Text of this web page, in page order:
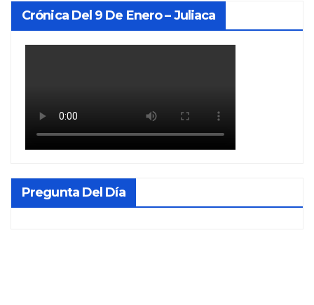
Crónica Del 9 De Enero – Juliaca
Pregunta Del Día